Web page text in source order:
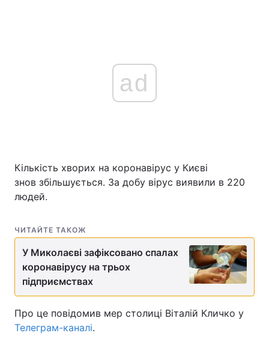
ad
Кількість хворих на коронавірус у Києві
знов збільшується. За добу вірус виявили в 220
людей.
ЧИТАЙТЕ ТАКОЖ
У Миколаєві зафіксовано спалах
коронавірусу на трьох
підприємствах
Про це повідомив мер столиці Віталій Кличко у
Телеграм-каналі.